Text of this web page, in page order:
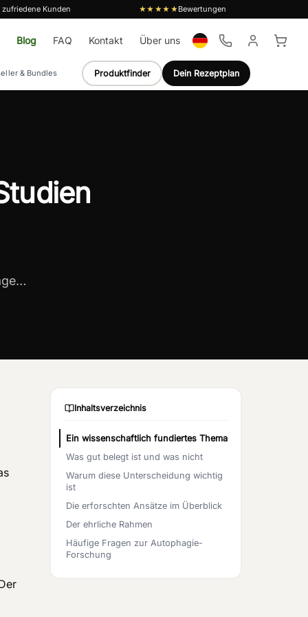
Kunden ★★★★★Bewertungen
Blog FAQ Kontakt Über uns
& Bundles Produktfinder Dein Rezeptplan
Inhaltsverzeichnis
Ein wissenschaftlich fundiertes Thema
Was gut belegt ist und was nicht
Warum diese Unterscheidung wichtig
ist
Die erforschten Ansätze im Überblick
Der ehrliche Rahmen
Häufige Fragen zur Autophagie-
Forschung